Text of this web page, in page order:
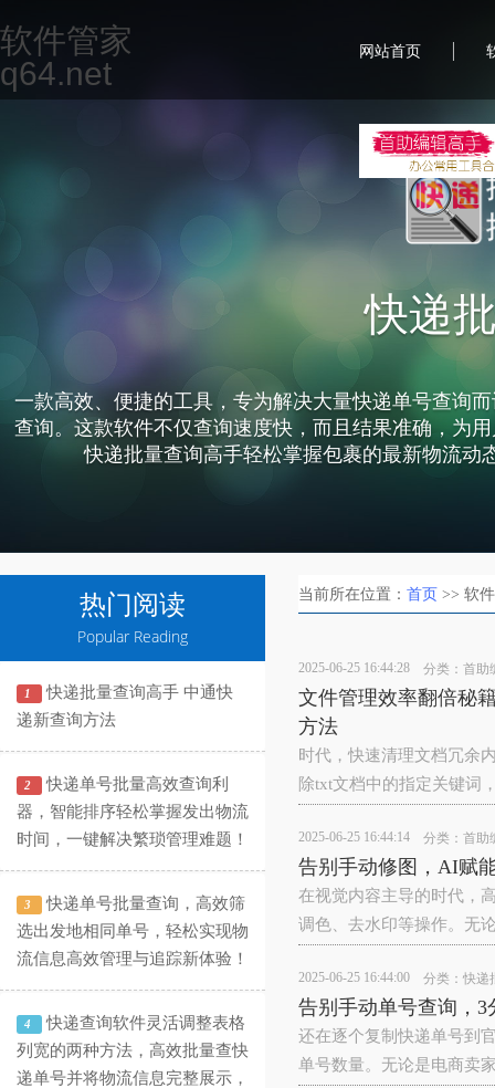
快递
一款高效、便捷的工具，专为解决大量快递单号查询
查询。这款软件不仅查询速度快，而且结果准确，为
快递批量查询高手轻松掌握包裹的最新物流
软件管家
q64.net
网站首页 |
热门阅读
Popular Reading
1
快递批量查询高手 中通快
递新查询方法
2
快递单号批量高效查询利
器，智能排序轻松掌握发出物流
时间，一键解决繁琐管理难题！
3
快递单号批量查询，高效筛
选出发地相同单号，轻松实现物
流信息高效管理与追踪新体验！
4
快递查询软件灵活调整表格
列宽的两种方法，高效批量查快
递单号并将物流信息完整展示，
当前所在位置： 首页 >> 软
2025-06-25 16:44:28 分类： 首助
文件管理效率翻倍秘
方法
时代，快速清理文档冗余
除txt文档中的指定关键词
2025-06-25 16:44:14 分类： 首助
告别手动修图，AI赋
在视觉内容主导的时代，
调色、去水印等操作。无
2025-06-25 16:44:00 分类： 快递
告别手动单号查询，
还在逐个复制快递单号到
单号数量。无论是电商卖